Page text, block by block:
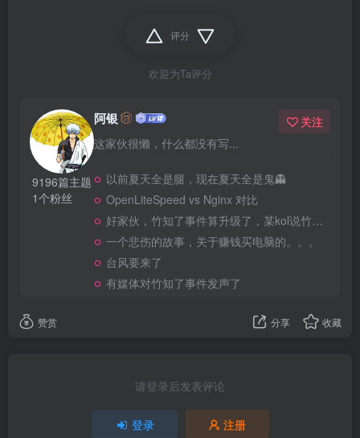
评分
欢迎为Ta评分
9196篇主题
1个粉丝
阿银
这家伙很懒，什么都没有写...
关注
以前夏天全是腿，现在夏天全是鬼👻
OpenLiteSpeed vs Nginx 对比
好家伙，竹知了事件算升级了，某kol说竹知了是日本玩具
一个悲伤的故事，关于赚钱买电脑的。。。
台风要来了
有媒体对竹知了事件发声了
赞赏 分享 收藏
请登录后发表评论
登录 注册